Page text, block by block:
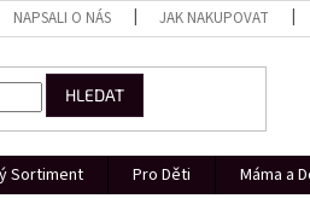
NAPSALI O NÁS JAK NAKUPOVAT
HLEDAT
Sortiment Pro Děti Máma a